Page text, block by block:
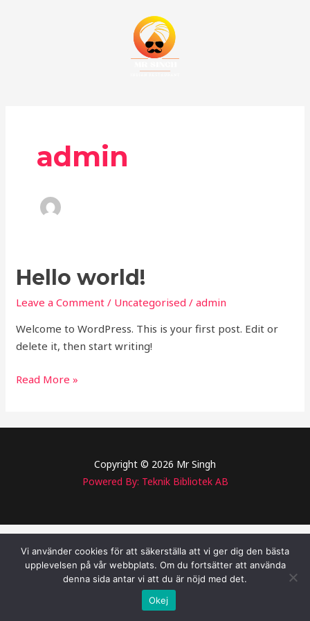
admin
Hello world!
Leave a Comment / Uncategorised /admin
Welcome to WordPress. This is your first post. Edit or
delete it, then start writing!
Hello
world!
Read More »
Copyright © 2026 Mr Singh
Powered By: Teknik Bibliotek AB
Vi använder cookies för att säkerställa att vi ger dig den bästa
upplevelsen på vår webbplats. Om du fortsätter att använda
denna sida antar vi att du är nöjd med det.
Okej